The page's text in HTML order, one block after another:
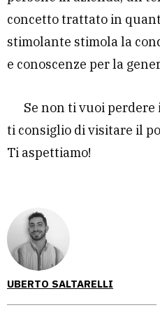
UBERTO SALTARELLI
concetto trattato in
stimolante stimola la
e conoscenze per la
Se non ti vuoi
ti consiglio di visitare il
Ti aspettiamo!